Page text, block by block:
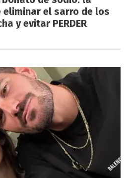
eliminar el sarro de los
y evitar PERDER